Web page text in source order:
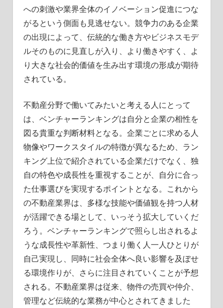
への刺激や業界全体のイノベーション促進につな
がるという側面も見逃せない。競争力のある企業
の出現によって、伝統的な働き方やビジネスモデ
ルそのものに見直しが入り、より働きやすく、よ
り大きな社会的価値を生み出す環境の形成が期待
されている。
不動産分野で働いてみたいと考える人にとって
は、ベンチャーランキングは自分と企業の相性を
図る貴重な判断材料となる。企業ごとに求める人
物像やワークスタイルの特徴が異なるため、ラン
キング上位で紹介されている企業だけでなく、独
自の特色や成長性を重視することが、自分に合っ
た仕事選びを実現するポイントとなる。これから
の不動産業界は、多様な技能や価値観を持つ人材
が活躍できる場として、いっそう拡大していくだ
ろう。ベンチャーランキングで照らし出されるよ
うな成長性や革新性、つまり働く人一人ひとりが
自己実現し、同時に社会全体へ良い影響を及ぼせ
る環境作りが、さらに注目されていくことが予想
される。不動産業界は従来、物件の売買や仲介、
管理など伝統的な業務が中心とされてきました